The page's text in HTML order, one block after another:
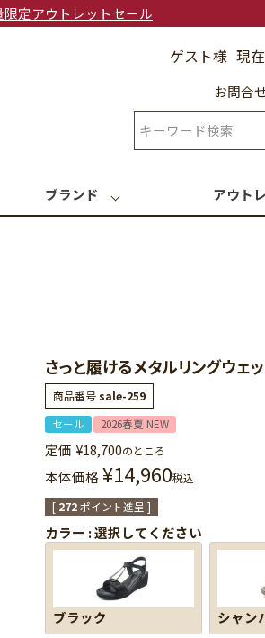
限定アウトレットセール
ゲスト様 現
お問合
ブランド アウト
さっと履けるメタルリングウェ
商品番号sale-259
セール 2026春夏 NEW
定価 ¥18,700のところ
本体価格¥14,960税込
[ 272ポイント進呈 ]
カラー 選択してください
ブラック シャン